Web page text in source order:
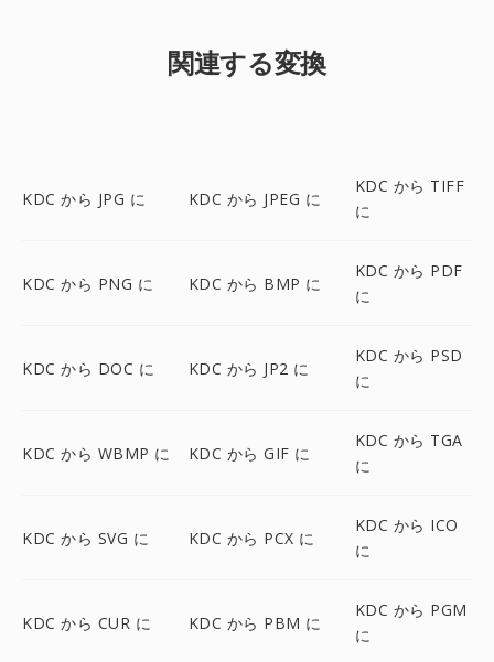
関連する変換
KDC から JPG に KDC から JPEG に
KDC から TIFF
に
KDC から PNG に KDC から BMP に
KDC から PDF
に
KDC から DOC に KDC から JP2 に
KDC から PSD
に
KDC から WBMP に KDC から GIF に
KDC から TGA
に
KDC から SVG に KDC から PCX に
KDC から ICO
に
KDC から CUR に KDC から PBM に
KDC から PGM
に